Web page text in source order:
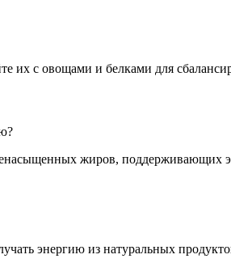
их с овощами и белками для
жиров, поддерживающих
энергию из натуральных